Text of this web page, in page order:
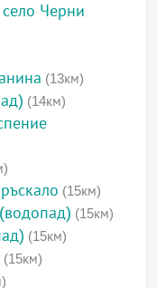
Черни
(13км)
(14км)
(15км)
(15км)
(15км)
(15км)